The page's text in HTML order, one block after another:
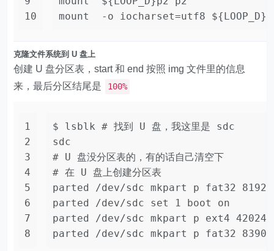
10
mount  -o iocharset=utf8 ${LOOP_D}
克隆文件系统到 U 盘上
创建 U 盘分区表，start 和 end 按照 img 文件里的信息
来，最后分区结尾是
100%
1
2
3
4
5
6
7
8
$ lsblk # 找到 U 盘，我这里是 sdc
sdc
# U 盘没分区表的，有的话自己清空下
# 在 U 盘上创建分区表
parted /dev/sdc mkpart p fat32 8192s
parted /dev/sdc set
1 boot on
parted /dev/sdc mkpart p ext4
parted /dev/sdc mkpart p fat32